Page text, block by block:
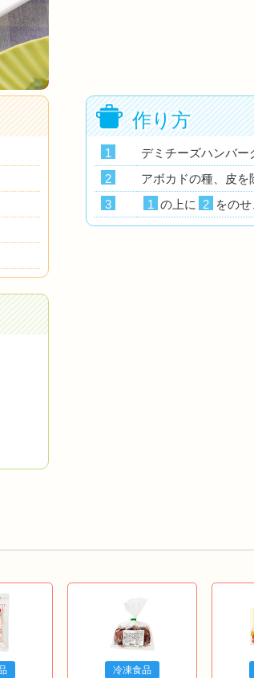
作り方
1
デミチーズハンバー
2
アボカドの種、皮を
3
1 の上に 2 をの
冷凍食品